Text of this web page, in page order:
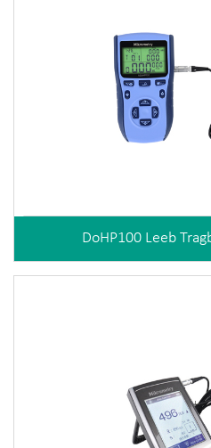
DoHP100 Leeb